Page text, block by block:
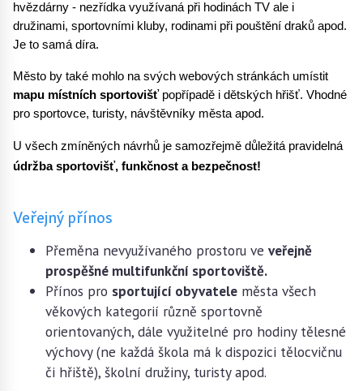
hvězdárny - nezřídka využívaná při hodinách TV ale i
družinami, sportovními kluby, rodinami při pouštění draků apod.
Je to samá díra.
mapu místních sportovišť popřípadě i dětských hřišť. Vhodné
pro sportovce, turisty, návštěvníky města apod.
údržba sportovišť, funkčnost a bezpečnost!
Veřejný přínos
Přeměna nevyužívaného prostoru ve veřejně
prospěšné multifunkční sportoviště.
Přínos pro sportující obyvatele města všech
věkových kategorií různě sportovně
orientovaných, dále využitelné pro hodiny tělesné
výchovy (ne každá škola má k dispozici tělocvičnu
či hřiště), školní družiny, turisty apod.